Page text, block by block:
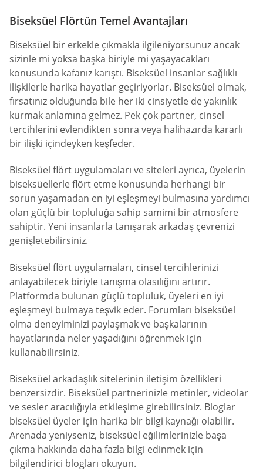
Biseksüel Flörtün Temel Avantajları
Biseksüel bir erkekle çıkmakla ilgileniyorsunuz ancak
sizinle mi yoksa başka biriyle mi yaşayacakları
konusunda kafanız karıştı. Biseksüel insanlar sağlıklı
ilişkilerle harika hayatlar geçiriyorlar. Biseksüel olmak,
fırsatınız olduğunda bile her iki cinsiyetle de yakınlık
kurmak anlamına gelmez. Pek çok partner, cinsel
tercihlerini evlendikten sonra veya halihazırda kararlı
bir ilişki içindeyken keşfeder.
Biseksüel flört uygulamaları ve siteleri ayrıca, üyelerin
biseksüellerle flört etme konusunda herhangi bir
sorun yaşamadan en iyi eşleşmeyi bulmasına yardımcı
olan güçlü bir topluluğa sahip samimi bir atmosfere
sahiptir. Yeni insanlarla tanışarak arkadaş çevrenizi
genişletebilirsiniz.
Biseksüel flört uygulamaları, cinsel tercihlerinizi
anlayabilecek biriyle tanışma olasılığını artırır.
Platformda bulunan güçlü topluluk, üyeleri en iyi
eşleşmeyi bulmaya teşvik eder. Forumları biseksüel
olma deneyiminizi paylaşmak ve başkalarının
hayatlarında neler yaşadığını öğrenmek için
kullanabilirsiniz.
Biseksüel arkadaşlık sitelerinin iletişim özellikleri
benzersizdir. Biseksüel partnerinizle metinler, videolar
ve sesler aracılığıyla etkileşime girebilirsiniz. Bloglar
biseksüel üyeler için harika bir bilgi kaynağı olabilir.
Arenada yeniyseniz, biseksüel eğilimlerinizle başa
çıkma hakkında daha fazla bilgi edinmek için
bilgilendirici blogları okuyun.